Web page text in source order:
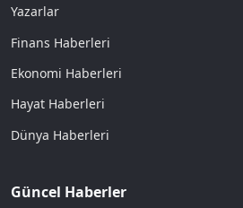
Yazarlar
Finans Haberleri
Ekonomi Haberleri
Hayat Haberleri
Dünya Haberleri
Güncel Haberler